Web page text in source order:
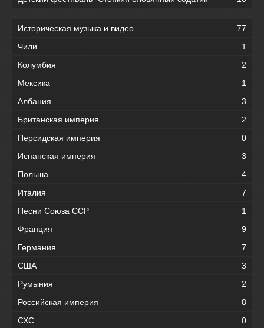
Историческая музыка и видео
77
Чили
1
Колумбия
2
Мексика
1
Албания
3
Британская империя
2
Персидская империя
0
Испанская империя
3
Польша
4
Италия
7
Песни Союза ССР
1
Франция
9
Германия
7
США
3
Румыния
2
Российская империя
8
СХС
0